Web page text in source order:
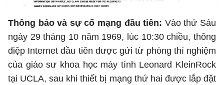
Thông báo và sự cố mạng đầu tiên: Vào thứ Sáu
ngày 29 tháng 10 năm 1969, lúc 10:30 chiều, thông
điệp Internet đầu tiên được gửi từ phòng thí nghiệm
của giáo sư khoa học máy tính Leonard KleinRock
tại UCLA, sau khi thiết bị mạng thứ hai được lắp đặt